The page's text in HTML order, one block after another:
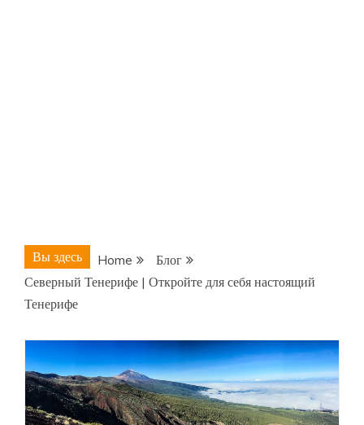
Вы здесь Home
Блог
Северный Тенерифе | Откройте для себя настоящий
Тенерифе